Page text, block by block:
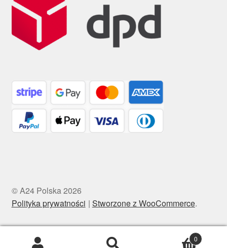
© A24 Polska 2026
Polityka prywatności
Stworzone z WooCommerce.
0